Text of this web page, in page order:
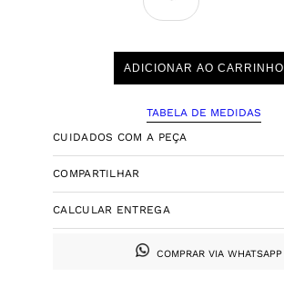
ADICIONAR AO CARRINHO
TABELA DE MEDIDAS
CUIDADOS COM A PEÇA
COMPARTILHAR
CALCULAR ENTREGA
COMPRAR VIA WHATSAPP